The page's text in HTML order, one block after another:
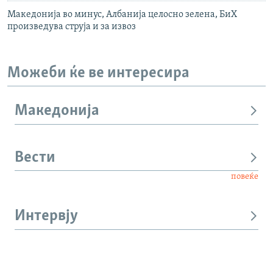
Македонија во минус, Албанија целосно зелена, БиХ
произведува струја и за извоз
Можеби ќе ве интересира
Македонија
Вести
повеќе
Интервју